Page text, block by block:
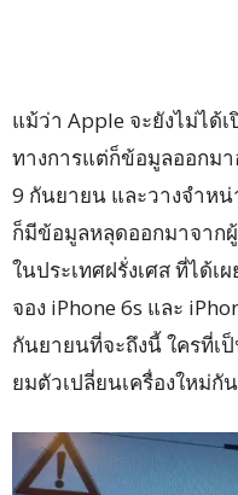
แม้ว่า Apple จะยังไม่ได้
ทางการแต่ก็ข้อมูลออกม
9 กันยายน และวางจำห
ก็มีข้อมูลหลุดออกมาจาก
ในประเทศฝรั่งเศส ที่ได้เ
จอง iPhone 6s และ
กันยายนที่จะถึงนี้ ใครที่เ
ยมตัวเปลี่ยนเครื่องใหม่กั